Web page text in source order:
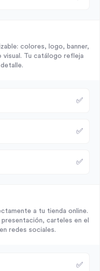
colores, logo, banner,
Tu catálogo refleja
✅
✅
✅
a tu tienda online.
carteles en el
redes sociales.
✅